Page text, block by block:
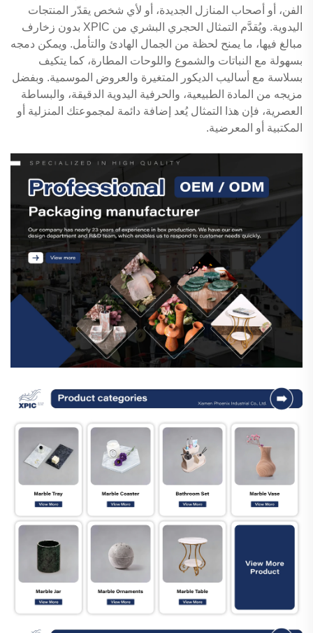
الفن، أو أصحاب المنازل الجديدة، أو لأي شخص يقدّر المنتجات
اليدوية. ويُقدَّم التمثال الحجري البشري من XPIC بدون زخارف
مبالغ فيها، ما يمنح لحظة من الجمال الهادئ والتأمل. ويمكن دمجه
بسهولة مع النباتات والشموع واللوحات المطارة، كما يتكيف
بسلاسة مع أساليب الديكور المتغيرة والعروض الموسمية. وبفضل
مزيجه من المادة الطبيعية، والحرفية اليدوية الدقيقة، والبساطة
العصرية، فإن هذا التمثال يُعد إضافة دائمة لمجموعتك المنزلية أو
المكتبية أو المعرضية.